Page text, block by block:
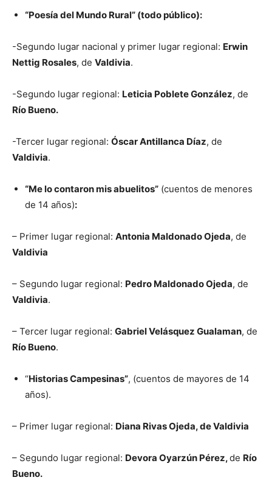
“Poesía del Mundo Rural” (todo público):
-Segundo lugar nacional y primer lugar regional: Erwin
Nettig Rosales, de Valdivia.
-Segundo lugar regional: Leticia Poblete González, de
Río Bueno.
-Tercer lugar regional: Óscar Antillanca Díaz, de
Valdivia.
“Me lo contaron mis abuelitos” (cuentos de menores
de 14 años):
– Primer lugar regional: Antonia Maldonado Ojeda, de
Valdivia
– Segundo lugar regional: Pedro Maldonado Ojeda, de
Valdivia.
– Tercer lugar regional: Gabriel Velásquez Gualaman, de
Río Bueno.
“Historias Campesinas”, (cuentos de mayores de 14
años).
– Primer lugar regional: Diana Rivas Ojeda, de Valdivia
– Segundo lugar regional: Devora Oyarzún Pérez,de Río
Bueno.